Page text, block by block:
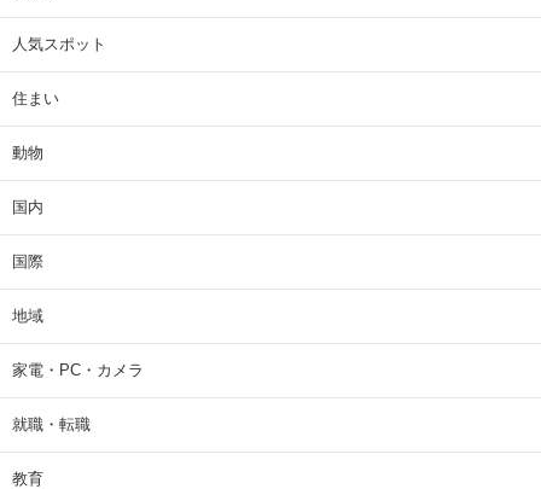
人気スポット
住まい
動物
国内
国際
地域
家電・PC・カメラ
就職・転職
教育